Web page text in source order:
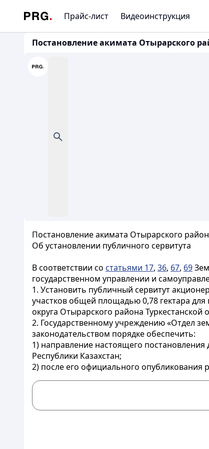
Прайс-лист Видеоинструкция
Постановление акимата Отырарского
Постановление акимата Отырарского
Об установлении публичного сервитута
В соответствии со статьями 17, 36, 67, 69
государственном управлении и
1. Установить публичный сервитут
участков общей площадью 0,78 гектара для
округа Отырарского района
2. Государственному учреждению «Отдел
законодательством порядке обеспечить:
1) направление настоящего
Республики Казахстан;
2) после его официального опубликования